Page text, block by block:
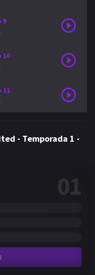
9
10
11
- Temporada 1 -
01